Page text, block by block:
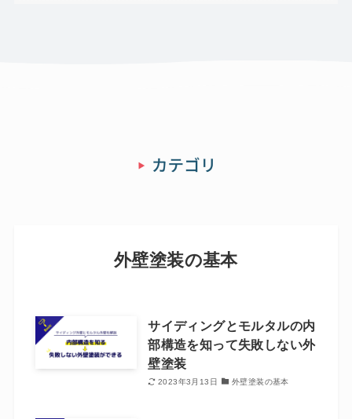
外壁塗装の基本
サイディングとモルタルの内
部構造を知って失敗しない外
壁塗装
2023年3月13日 外壁塗装の基本